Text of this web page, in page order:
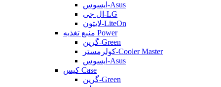
ایسوس-Asus
ال جی-LG
لایتون-LiteOn
منبع تغذیه Power
گرین-Green
کولرمستر-Cooler Master
ایسوس-Asus
کیس Case
گرین-Green